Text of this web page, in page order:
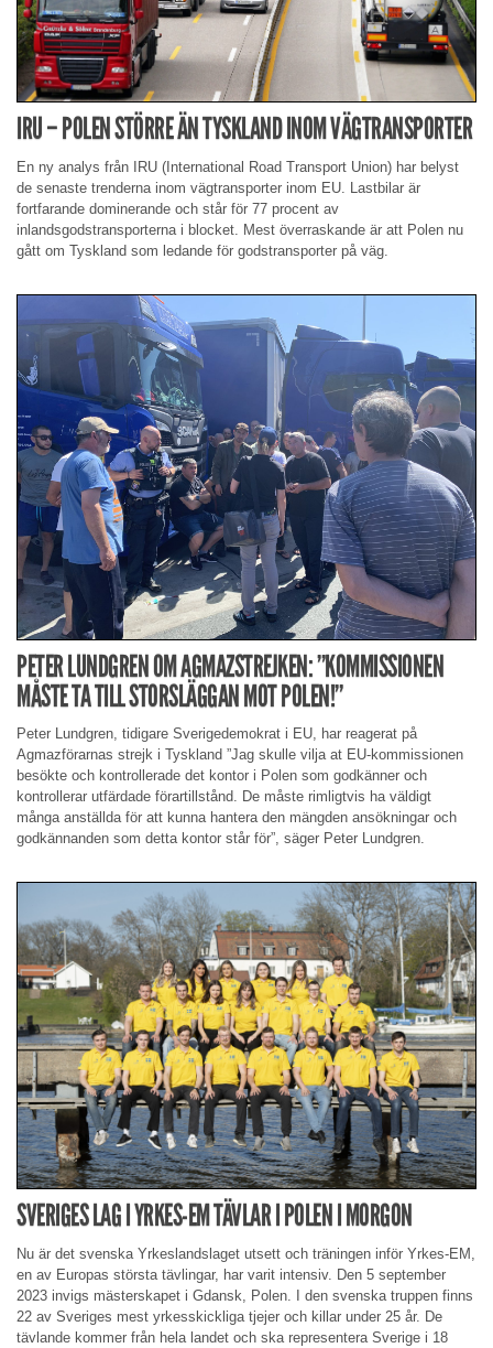
IRU – POLEN STÖRRE ÄN TYSKLAND INOM VÄGTRANSPORTER
En ny analys från IRU (International Road Transport Union) har belyst
de senaste trenderna inom vägtransporter inom EU. Lastbilar är
fortfarande dominerande och står för 77 procent av
inlandsgodstransporterna i blocket. Mest överraskande är att Polen nu
gått om Tyskland som ledande för godstransporter på väg.
PETER LUNDGREN OM AGMAZSTREJKEN: ”KOMMISSIONEN
MÅSTE TA TILL STORSLÄGGAN MOT POLEN!”
Peter Lundgren, tidigare Sverigedemokrat i EU, har reagerat på
Agmazförarnas strejk i Tyskland ”Jag skulle vilja at EU-kommissionen
besökte och kontrollerade det kontor i Polen som godkänner och
kontrollerar utfärdade förartillstånd. De måste rimligtvis ha väldigt
många anställda för att kunna hantera den mängden ansökningar och
godkännanden som detta kontor står för”, säger Peter Lundgren.
SVERIGES LAG I YRKES-EM TÄVLAR I POLEN I MORGON
Nu är det svenska Yrkeslandslaget utsett och träningen inför Yrkes-EM,
en av Europas största tävlingar, har varit intensiv. Den 5 september
2023 invigs mästerskapet i Gdansk, Polen. I den svenska truppen finns
22 av Sveriges mest yrkesskickliga tjejer och killar under 25 år. De
tävlande kommer från hela landet och ska representera Sverige i 18